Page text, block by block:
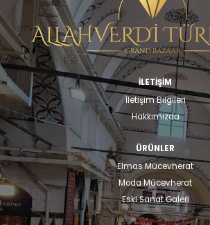
İLETİŞİM
İletişim Bilgileri
Hakkımızda
ÜRÜNLER
Elmas Mücevherat
Moda Mücevherat
Eski Sanat Galeri